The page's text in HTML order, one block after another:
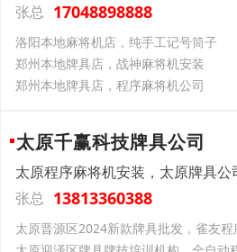
张总 17048898888
洛阳本地麻将机店，纯手工记号筒子
郑州本地牌具店，战神麻将机安装
郑州本地牌具店，程序麻将机公司
太原千赢科技牌具公司
太原程序麻将机安装，太原牌具
张总 13813360388
太原晋源区2024新款牌具批发，雀友